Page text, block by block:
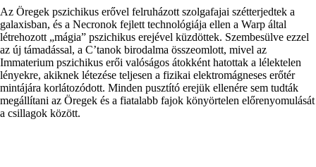
Az Öregek pszichikus erővel felruházott szolgafajai szétterjedtek a
galaxisban, és a Necronok fejlett technológiája ellen a Warp által
létrehozott „mágia” pszichikus erejével küzdöttek. Szembesülve ezzel
az új támadással, a C’tanok birodalma összeomlott, mivel az
Immaterium pszichikus erői valóságos átokként hatottak a lélektelen
lényekre, akiknek létezése teljesen a fizikai elektromágneses erőtér
mintájára korlátozódott. Minden pusztító erejük ellenére sem tudták
megállítani az Öregek és a fiatalabb fajok könyörtelen előrenyomulását
a csillagok között.